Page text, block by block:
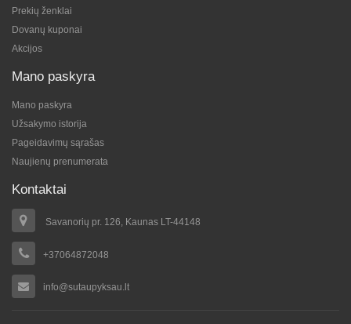
Prekių ženklai
Dovanų kuponai
Akcijos
Mano paskyra
Mano paskyra
Užsakymo istorija
Pageidavimų sąrašas
Naujienų prenumerata
Kontaktai
Savanorių pr. 126, Kaunas LT-44148
+37064872048
info@sutaupyksau.lt